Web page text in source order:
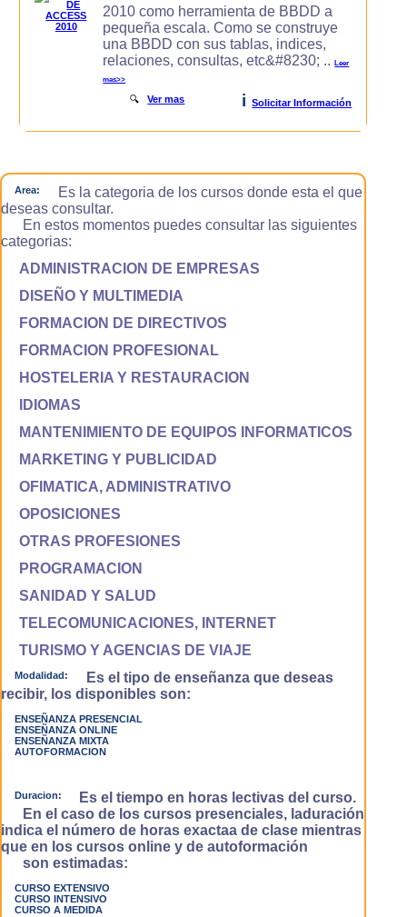
2010 como herramienta de BBDD a
pequeña escala. Como se construye
una BBDD con sus tablas, indices,
relaciones, consultas, etc&#8230; ..Leer
mas>>
🔍Ver mas i Solicitar Información
Area:
Es la categoria de los cursos donde esta el que
deseas consultar.
En estos momentos puedes consultar las siguientes
categorias:
ADMINISTRACION DE EMPRESAS
DISEÑO Y MULTIMEDIA
FORMACION DE DIRECTIVOS
FORMACION PROFESIONAL
HOSTELERIA Y RESTAURACION
IDIOMAS
MANTENIMIENTO DE EQUIPOS INFORMATICOS
MARKETING Y PUBLICIDAD
OFIMATICA, ADMINISTRATIVO
OPOSICIONES
OTRAS PROFESIONES
PROGRAMACION
SANIDAD Y SALUD
TELECOMUNICACIONES, INTERNET
TURISMO Y AGENCIAS DE VIAJE
Modalidad:
Es el tipo de enseñanza que deseas
recibir, los disponibles son:
ENSEÑANZA PRESENCIAL
ENSEÑANZA ONLINE
ENSEÑANZA MIXTA
AUTOFORMACION
Duracion:
Es el tiempo en horas lectivas del curso.
En el caso de los cursos presenciales, laduración
indica el número de horas exactaa de clase mientras
que en los cursos online y de autoformación
son estimadas:
CURSO EXTENSIVO
CURSO INTENSIVO
CURSO A MEDIDA